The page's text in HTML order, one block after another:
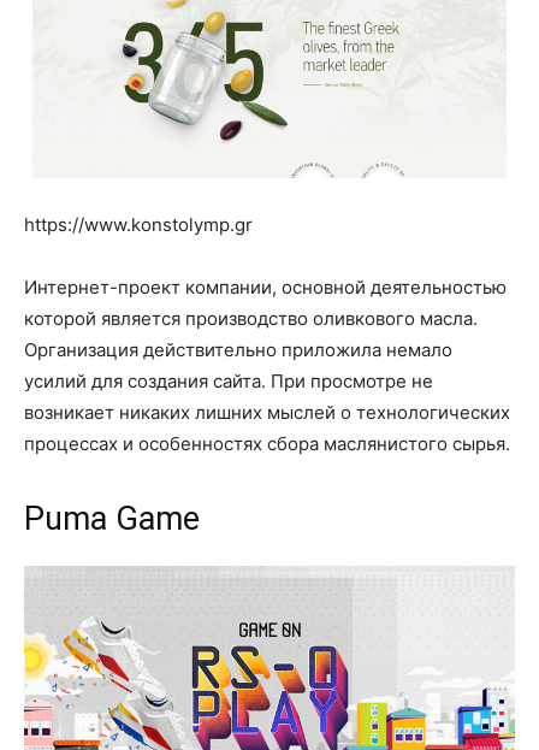
https://www.konstolymp.gr
Интернет-проект компании, основной деятельностью
которой является производство оливкового масла.
Организация действительно приложила немало
усилий для создания сайта. При просмотре не
возникает никаких лишних мыслей о технологических
процессах и особенностях сбора маслянистого сырья.
Puma Game